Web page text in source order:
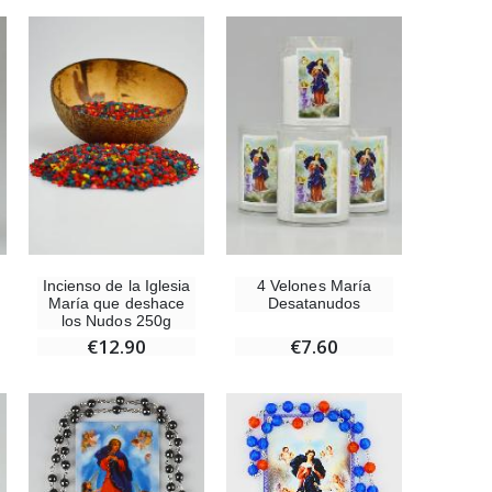
Incienso de la Iglesia
María que deshace
los Nudos 250g
€12.90
4 Velones María
Desatanudos
€7.60
€5.00
€23.00
€59.90